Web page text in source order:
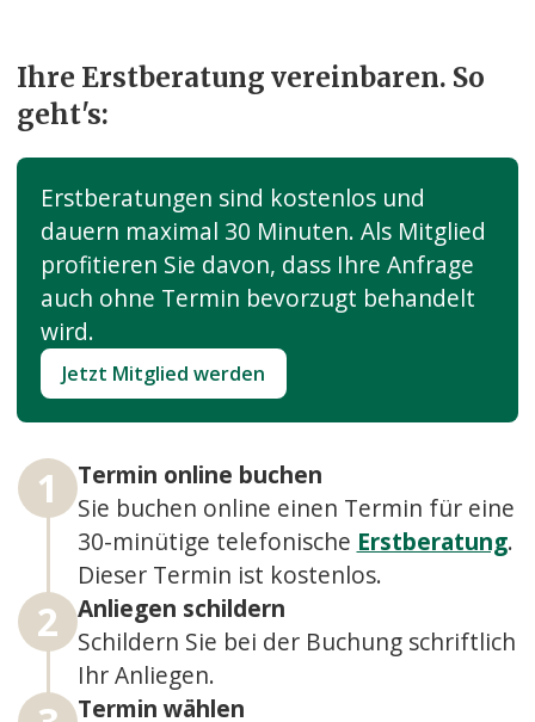
Ihre Erstberatung vereinbaren. So
geht's:
Erstberatungen sind kostenlos und
dauern maximal 30 Minuten. Als Mitglied
profitieren Sie davon, dass Ihre Anfrage
auch ohne Termin bevorzugt behandelt
wird.
Jetzt Mitglied werden
1
Termin online buchen
Sie buchen online einen Termin für eine
30-minütige telefonische Erstberatung.
Dieser Termin ist kostenlos.
2
Anliegen schildern
Schildern Sie bei der Buchung schriftlich
Ihr Anliegen.
Termin wählen